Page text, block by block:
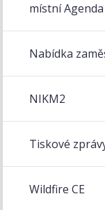
místní Agenda
Nabídka
NIKM2
Tiskové
Wildfire CE